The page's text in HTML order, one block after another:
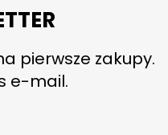
pierwsze zakupy.
e-mail.